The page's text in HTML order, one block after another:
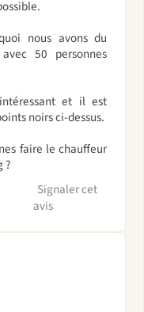
nous avons du
50 personnes
et il est
noirs ci-dessus.
faire le chauffeur
?
Signaler cet
avis